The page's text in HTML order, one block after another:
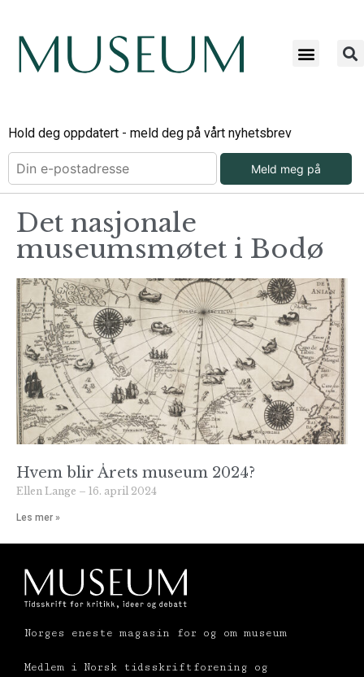
Hold deg oppdatert - meld deg på vårt nyhetsbrev
Meld meg på
Det nasjonale
museumsmøtet i Bodø
Hvem blir Årets museum 2024?
Ellen Lange 16. april 2024
Les mer »
Norges eneste magasin for og om museum
Medlem i Norsk tidsskriftforening og